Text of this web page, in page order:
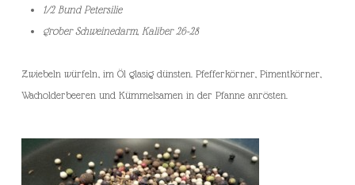
1/2 Bund Petersilie
grober Schweinedarm, Kaliber 26-28
Zwiebeln würfeln, im Öl glasig dünsten. Pfefferkörner, Pimentkörner,
Wacholderbeeren und Kümmelsamen in der Pfanne anrösten.